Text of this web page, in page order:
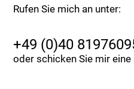
Rufen Sie mich an unter:
+49 (0)40
oder schicken Sie mir eine